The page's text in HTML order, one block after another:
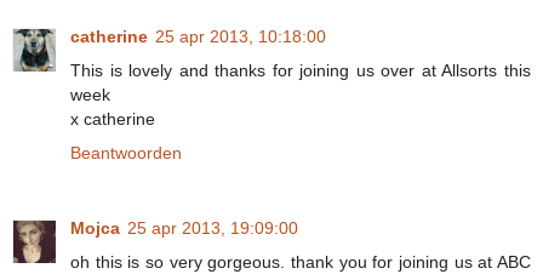
catherine 25 apr 2013, 10:18:00
This is lovely and thanks for joining us over at Allsorts this
week
x catherine
Beantwoorden
Mojca 25 apr 2013, 19:09:00
oh this is so very gorgeous. thank you for joining us at ABC